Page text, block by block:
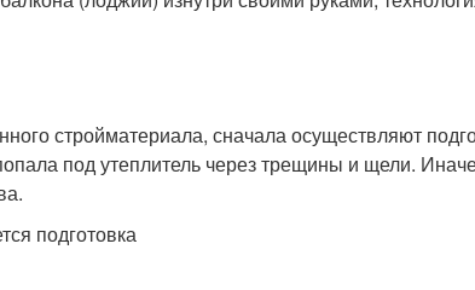
стройматериала, сначала осуществляют
под утеплитель через трещины и щели.
подготовка